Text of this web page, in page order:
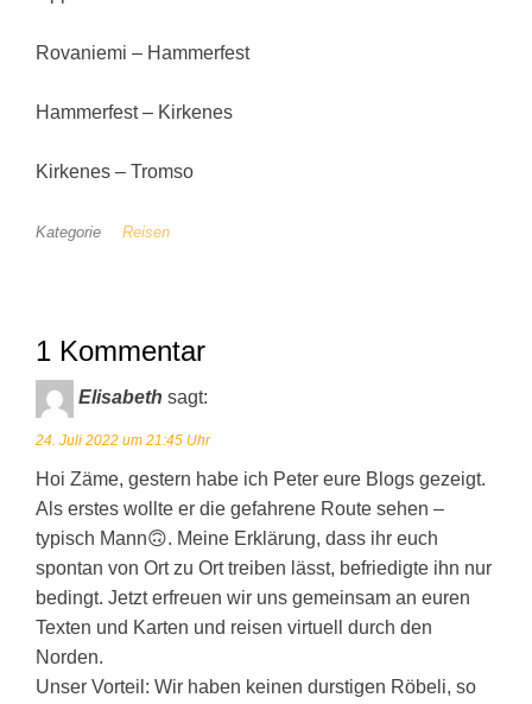
Rovaniemi – Hammerfest
Hammerfest – Kirkenes
Kirkenes – Tromso
Kategorie Reisen
1 Kommentar
Elisabeth sagt:
24. Juli 2022 um 21:45 Uhr
Hoi Zäme, gestern habe ich Peter eure Blogs gezeigt.
Als erstes wollte er die gefahrene Route sehen –
typisch Mann🙃. Meine Erklärung, dass ihr euch
spontan von Ort zu Ort treiben lässt, befriedigte ihn nur
bedingt. Jetzt erfreuen wir uns gemeinsam an euren
Texten und Karten und reisen virtuell durch den
Norden.
Unser Vorteil: Wir haben keinen durstigen Röbeli, so